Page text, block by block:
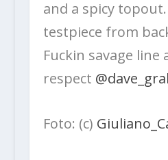
and a spicy
testpiece from
Fuckin savage line
respect
Foto: (c)